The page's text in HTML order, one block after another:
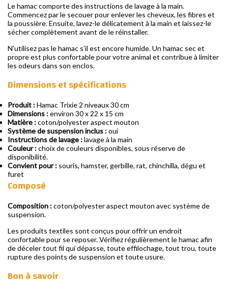
Le hamac comporte des instructions de lavage à la main.
Commencez par le secouer pour enlever les cheveux, les fibres et
la poussière. Ensuite, lavez-le délicatement à la main et laissez-le
sécher complètement avant de le réinstaller.
N’utilisez pas le hamac s’il est encore humide. Un hamac sec et
propre est plus confortable pour votre animal et contribue à limiter
les odeurs dans son enclos.
Dimensions et spécifications
Produit :Hamac Trixie 2 niveaux 30 cm
Dimensions :environ 30 x 22 x 15 cm
Matière :coton/polyester aspect mouton
Système de suspension inclus :oui
Instructions de lavage :lavage à la main
Couleur :choix de couleurs disponibles, sous réserve de
disponibilité.
Convient pour : souris, hamster, gerbille, rat, chinchilla, dégu et
furet
Composé
Composition :coton/polyester aspect mouton avec système de
suspension.
Les produits textiles sont conçus pour offrir un endroit
confortable pour se reposer. Vérifiez régulièrement le hamac afin
de déceler tout fil qui dépasse, toute effilochage, tout trou, toute
rupture des points de suspension et toute usure.
Bon à savoir